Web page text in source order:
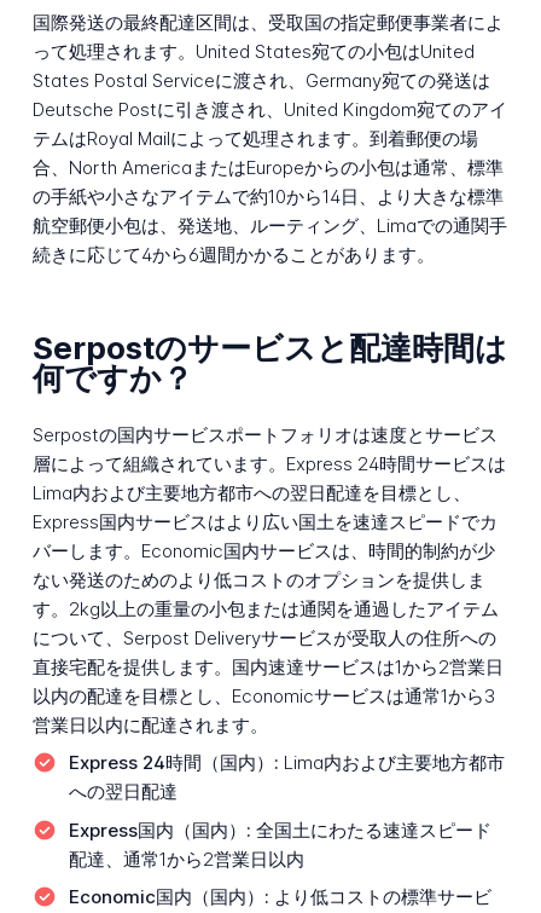
国際発送の最終配達区間は、受取国の指定郵便事業者によ
って処理されます。United States宛ての小包はUnited
States Postal Serviceに渡され、Germany宛ての発送は
Deutsche Postに引き渡され、United Kingdom宛てのアイ
テムはRoyal Mailによって処理されます。到着郵便の場
合、North AmericaまたはEuropeからの小包は通常、標準
の手紙や小さなアイテムで約10から14日、より大きな標準
航空郵便小包は、発送地、ルーティング、Limaでの通関手
続きに応じて4から6週間かかることがあります。
Serpostのサービスと配達時間は
何ですか？
Serpostの国内サービスポートフォリオは速度とサービス
層によって組織されています。Express 24時間サービスは
Lima内および主要地方都市への翌日配達を目標とし、
Express国内サービスはより広い国土を速達スピードでカ
バーします。Economic国内サービスは、時間的制約が少
ない発送のためのより低コストのオプションを提供しま
す。2kg以上の重量の小包または通関を通過したアイテム
について、Serpost Deliveryサービスが受取人の住所への
直接宅配を提供します。国内速達サービスは1から2営業日
以内の配達を目標とし、Economicサービスは通常1から3
営業日以内に配達されます。
Express 24時間（国内）: Lima内および主要地方都市
への翌日配達
Express国内（国内）: 全国土にわたる速達スピード
配達、通常1から2営業日以内
Economic国内（国内）: より低コストの標準サービ